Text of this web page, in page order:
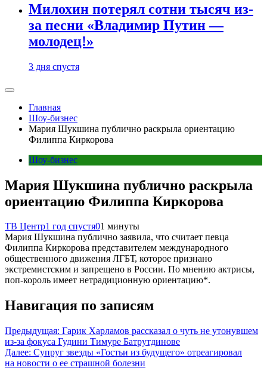
Милохин потерял сотни тысяч из-
за песни «Владимир Путин —
молодец!»
3 дня спустя
Главная
Шоу-бизнес
Мария Шукшина публично раскрыла ориентацию
Филиппа Киркорова
Шоу-бизнес
Мария Шукшина публично раскрыла
ориентацию Филиппа Киркорова
ТВ Центр1 год спустя01 минуты
Мария Шукшина публично заявила, что считает певца
Филиппа Киркорова представителем международного
общественного движения ЛГБТ, которое признано
экстремистским и запрещено в России. По мнению актрисы,
поп-король имеет нетрадиционную ориентацию*.
Навигация по записям
Предыдущая: Гарик Харламов рассказал о чуть не утонувшем
из-за фокуса Гудини Тимуре Батрутдинове
Далее: Супруг звезды «Гостьи из будущего» отреагировал
на новости о ее страшной болезни